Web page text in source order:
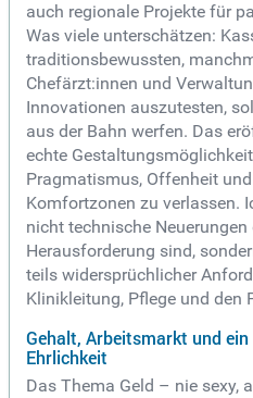
auch regionale Projekte für
Was viele unterschätzen:
traditionsbewussten,
Chefärzt:innen und
Innovationen auszutesten,
aus der Bahn werfen. Das
echte
Pragmatismus, Offenheit
Komfortzonen zu verlassen.
nicht technische
Herausforderung sind,
teils widersprüchlicher
Klinikleitung, Pflege und den
Gehalt, Arbeitsmarkt und
Ehrlichkeit
Das Thema Geld – nie sexy,